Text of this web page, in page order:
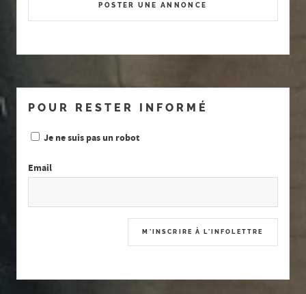
POSTER UNE ANNONCE
POUR RESTER INFORMÉ
Je ne suis pas un robot
Email